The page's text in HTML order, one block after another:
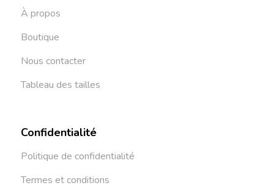
À propos
Boutique
Nous contacter
Tableau des tailles
Confidentialité
Politique de confidentialité
Termes et conditions